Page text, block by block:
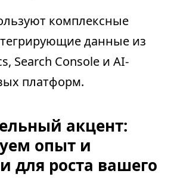
комплексные
данные из
Search Console и AI-
платформ.
акцент:
опыт и
для роста вашего